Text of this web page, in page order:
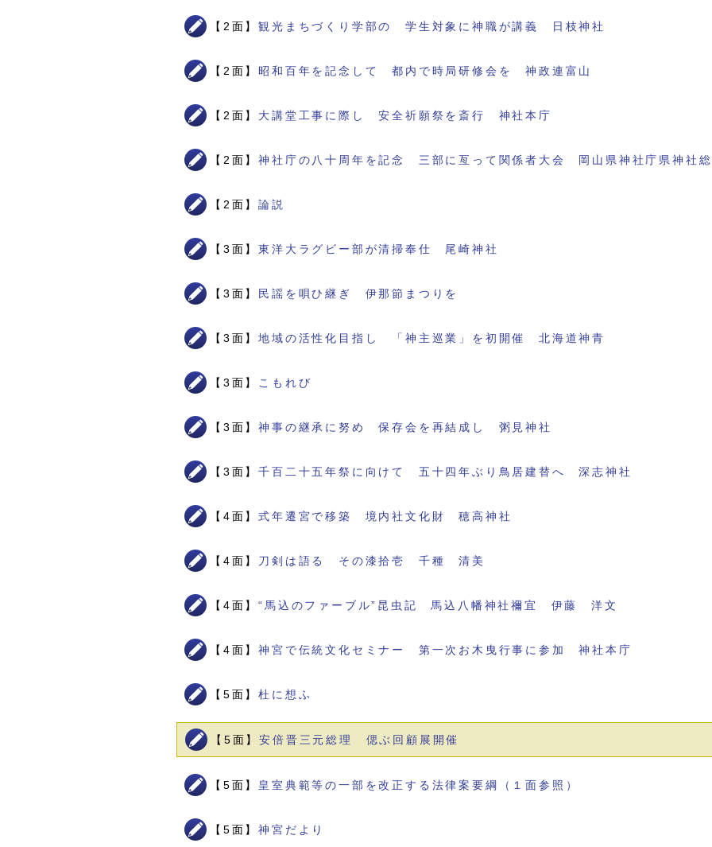
【2面】観光まちづくり学部の 学生対象に神職が講義 日枝神社
【2面】 昭和百年を記念して 都内で時局研修会を 神政連富山
【2面】 大講堂工事に際し 安全祈願祭を斎行 神社本庁
【2面】神社庁の八十周年を記念 三部に亙って関係者大会 岡山県神社庁県神社
【2面】論説
【3面】東洋大ラグビー部が清掃奉仕 尾崎神社
【3面】 民謡を唄ひ継ぎ 伊那節まつりを
【3面】地域の活性化目指し 「神主巡業」を初開催 北海道神青
【3面】 こもれび
【3面】神事の継承に努め 保存会を再結成し 粥見神社
【3面】千百二十五年祭に向けて 五十四年ぶり鳥居建替へ 深志神社
【4面】式年遷宮で移築 境内社文化財 穂高神社
【4面】 刀剣は語る その漆拾壱 千種 清美
【4面】“馬込のファーブル”昆虫記 馬込八幡神社禰宜 伊藤 洋文
【4面】神宮で伝統文化セミナー 第一次お木曳行事に参加 神社本庁
【5面】杜に想ふ
【5面】安倍晋三元総理 偲ぶ回顧展開催
【5面】 皇室典範等の一部を改正する法律案要綱（１面参照）
【5面】神宮だより